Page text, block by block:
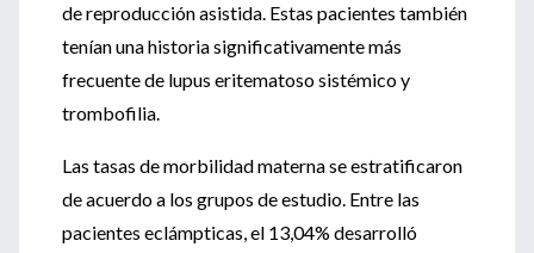
de reproducción asistida. Estas pacientes también
tenían una historia significativamente más
frecuente de lupus eritematoso sistémico y
trombofilia.
Las tasas de morbilidad materna se estratificaron
de acuerdo a los grupos de estudio. Entre las
pacientes eclámpticas, el 13,04% desarrolló